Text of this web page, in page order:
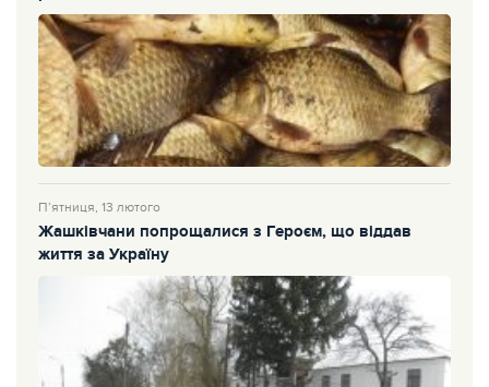
П’ятниця, 13 лютого
Жашківчани попрощалися з Героєм, що віддав
життя за Україну